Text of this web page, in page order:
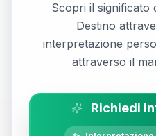
Scopri il significato
Destino
interpretazione
attraverso il
Richiedi